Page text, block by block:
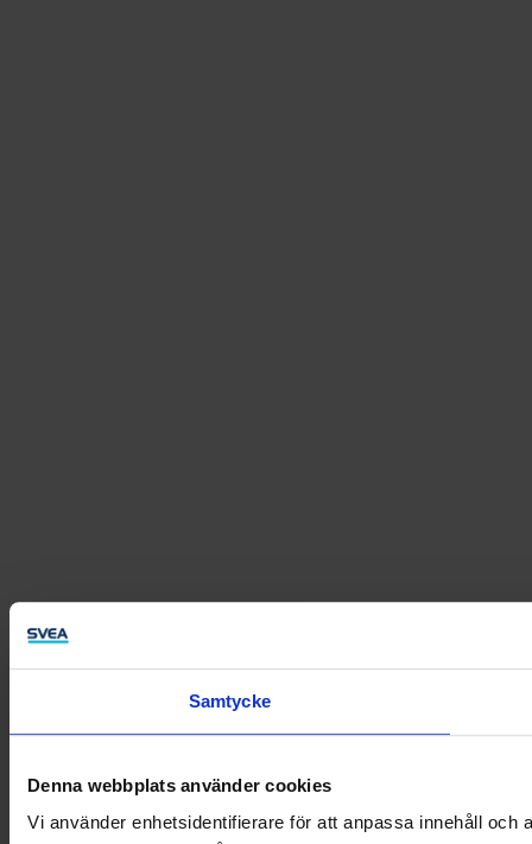
Samtycke
Denna webbplats använder cookies
Vi använder enhetsidentifierare för att anpassa innehåll